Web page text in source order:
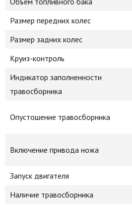
Размер передних колес
Размер задних колес
Круиз-контроль
Индикатор заполненности
травосборника
Опустошение травосборника
Включение привода ножа
Запуск двигателя
Наличие травосборника